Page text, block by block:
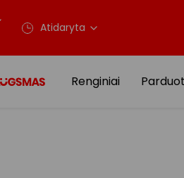
Atidaryta
Renginiai